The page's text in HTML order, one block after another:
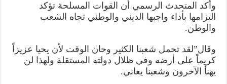
وأكد المتحدث الرسمي أن القوات المسلحة تؤكد
التزامها بأداء واجبها الديني والوطني تجاه الشعب
والوطن.
وقال”لقد تحمل شعبنا الكثير وحان الوقت لأن يحيا عزيزاً
كريماً على أرضه وفي ظلال دولته المستقلة ولهذا لن
يهنأ الآخرون وشعبنا يعاني.